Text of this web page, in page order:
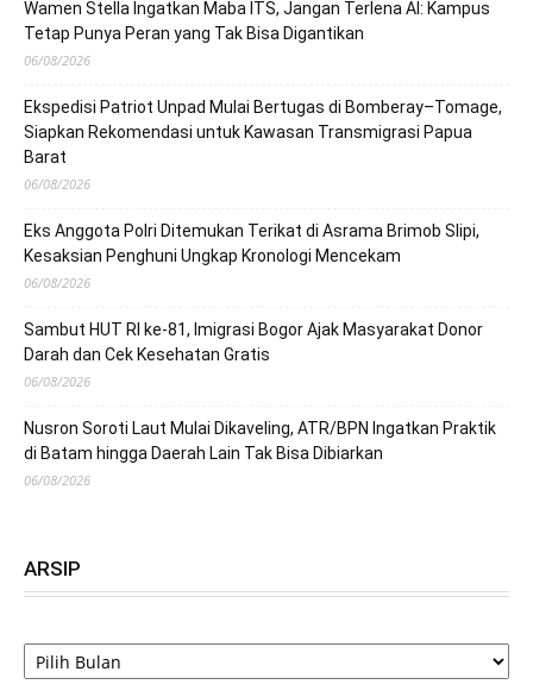
Wamen Stella Ingatkan Maba ITS, Jangan Terlena AI: Kampus
Tetap Punya Peran yang Tak Bisa Digantikan
06/08/2026
Ekspedisi Patriot Unpad Mulai Bertugas di Bomberay–Tomage,
Siapkan Rekomendasi untuk Kawasan Transmigrasi Papua
Barat
06/08/2026
Eks Anggota Polri Ditemukan Terikat di Asrama Brimob Slipi,
Kesaksian Penghuni Ungkap Kronologi Mencekam
06/08/2026
Sambut HUT RI ke-81, Imigrasi Bogor Ajak Masyarakat Donor
Darah dan Cek Kesehatan Gratis
06/08/2026
Nusron Soroti Laut Mulai Dikaveling, ATR/BPN Ingatkan Praktik
di Batam hingga Daerah Lain Tak Bisa Dibiarkan
06/08/2026
ARSIP
ARSIP